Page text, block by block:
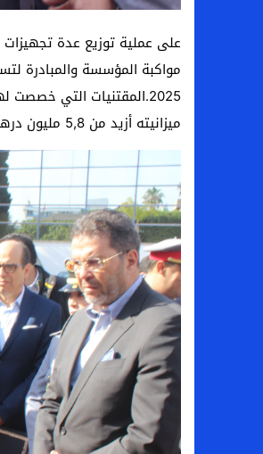
على عملية توزيع عدة تجهيزات
ميزانيته أزيد من 5,8 مليون درهم، تم توزيعها على 24 مستفيد في مجالات الخياطة، الطباعة، الطبخ والميكانيك.